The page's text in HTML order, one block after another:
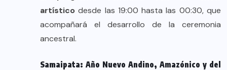
artístico desde las 19:00 hasta las 00:30, que
acompañará el desarrollo de la ceremonia
ancestral.
Samaipata: Año Nuevo Andino, Amazónico y del